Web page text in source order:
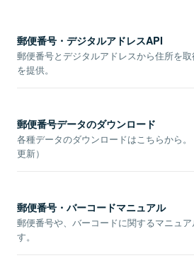
郵便番号・デジタルアドレスAPI
郵便番号とデジタルアドレスから住所を
を提供。
郵便番号データのダウンロード
各種データのダウンロードはこちらから。
更新）
郵便番号・バーコードマニュアル
郵便番号や、バーコードに関するマニュ
す。